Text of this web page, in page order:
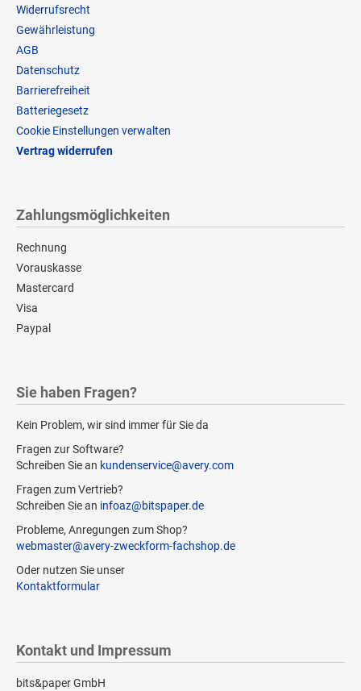
Widerrufsrecht
Gewährleistung
AGB
Datenschutz
Barrierefreiheit
Batteriegesetz
Cookie Einstellungen verwalten
Vertrag widerrufen
Zahlungsmöglichkeiten
Rechnung
Vorauskasse
Mastercard
Visa
Paypal
Sie haben Fragen?
Kein Problem, wir sind immer für Sie da
Fragen zur Software?
Schreiben Sie an kundenservice@avery.com
Fragen zum Vertrieb?
Schreiben Sie an infoaz@bitspaper.de
Probleme, Anregungen zum Shop?
webmaster@avery-zweckform-fachshop.de
Oder nutzen Sie unser
Kontaktformular
Kontakt und Impressum
bits&paper GmbH